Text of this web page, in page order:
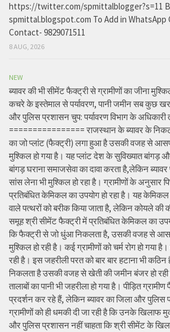
https://twitter.com/spmittalblogger?s=11
spmittal.blogspot.com To Add in WhatsApp
Contact- 9829071511
8 AUG, 2026
NEW
ब्यावर की भी सीमेंट फैक्ट्री से ग्रामीणों का जीना
कचरे के इस्तेमाल से पर्यावरण, पानी जमीन सब कुछ
और पुलिस प्रशासन चुप: पर्यावरण विभाग के अधिकारी
================ राजस्थान के ब्यावर के
का जो प्लांट (फैक्ट्री) लगा हुआ है उसकी वजह से
मुश्किल हो गया है। यह प्लांट देश के सुविख्यात बांगड़
बांगड़ घराना समाजसेवा का दावा करता है,लेकिन
सांस लेना भी मुश्किल हो रहा है। ग्रामीणों के अनुसार
प्रतिबंधित केमिकल का उपयोग हो रहा है। यह
वाले पत्थरों को बरीक किया जाता है, लेकिन कोयले
समूह श्री सीमेंट फैक्ट्री में प्रतिबंधित केमिकल का
कि फैक्ट्री से जो धुंआ निकलता है, उसकी वजह से आस
मुश्किल हो रही है। कई ग्रामीणों को चर्म रोग हो गया
रही है। इस जहरीली परत को बार बार हटाना भी
निकलता है उसकी वजह से खेती की जमीन बंजर हो
तालाबों का पानी भी जहरीला हो गया है। पीड़ित
प्रदर्शन कर रहे हैं, लेकिन ब्यावर का जिला और
ग्रामीणों को ही धमकी दी जा रही है कि उनके खिलाफ
और पुलिस प्रशासन नहीं चाहता कि श्री सीमेंट के